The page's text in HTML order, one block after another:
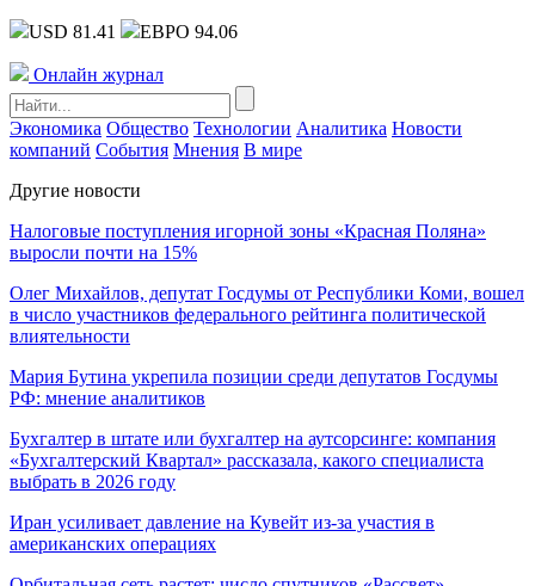
USD 81.41 ЕВРО 94.06
Онлайн журнал
Экономика Общество Технологии Аналитика Новости
компаний События Мнения В мире
Другие новости
Налоговые поступления игорной зоны «Красная Поляна»
выросли почти на 15%
Олег Михайлов, депутат Госдумы от Республики Коми, вошел
в число участников федерального рейтинга политической
влиятельности
Мария Бутина укрепила позиции среди депутатов Госдумы
РФ: мнение аналитиков
Бухгалтер в штате или бухгалтер на аутсорсинге: компания
«Бухгалтерский Квартал» рассказала, какого специалиста
выбрать в 2026 году
Иран усиливает давление на Кувейт из-за участия в
американских операциях